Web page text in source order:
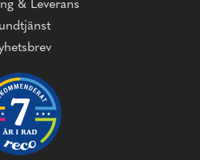
& Leverans